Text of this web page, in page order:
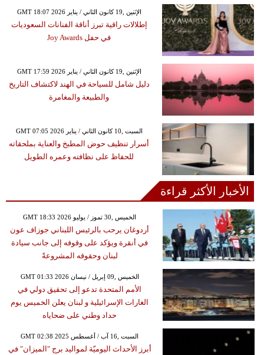
GMT 18:07 2026 الإثنين ,19 كانون الثاني / يناير
إطلالات راقية تبرز أناقة الفنانات السعوديات
في حفل Joy Awards
GMT 17:59 2026 الإثنين ,19 كانون الثاني / يناير
دليل شامل للسياحة في الهند لاكتشاف التاريخ
والطبيعة والمغامرة
GMT 07:05 2026 السبت ,10 كانون الثاني / يناير
أسرار تنظيف حوض المطبخ والعناية بملحقاته
للحفاظ على نظافته وعمره الطويل
الأخبار الأكثر قراءة
GMT 18:33 2026 الخميس ,30 تموز / يوليو
أردوغان يرحب بالرئيس اللبناني جوزاف عون
في أنقرة ويؤكد على وقوفه إلى جانب سيادة
لبنان وحقوقه المشروعةً
GMT 01:33 2026 الخميس ,09 إبريل / نيسان
الأمم المتحدة تدعو إلى تحقيق دولي في
الغارات الإسرائيلية و لبنان يعلن الخميس يوم
حداد وطني على ضحاياه
GMT 02:38 2025 السبت ,16 آب / أغسطس
أبرز الأحداث اليوميّة لمواليد برج "الميزان" في